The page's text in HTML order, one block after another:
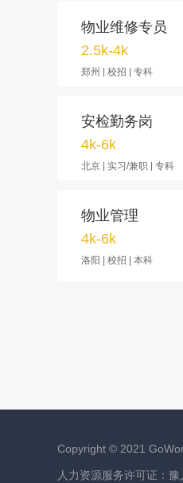
物业维修专员
2.5k-4k
郑州 | 校招 | 专科
安检勤务岗
4k-6k
北京 | 实习/兼职 | 专科
物业管理
4k-6k
洛阳 | 校招 | 本科
Copyright © 2021
人力资源服务许可证：